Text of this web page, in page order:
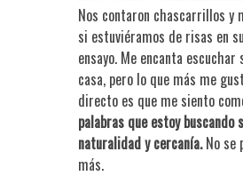
Nos contaron chascarrillos y
si estuviéramos de risas en
ensayo. Me encanta escuchar
casa, pero lo que más me
directo es que me siento
palabras que estoy buscando
naturalidad y cercanía.No se
más.